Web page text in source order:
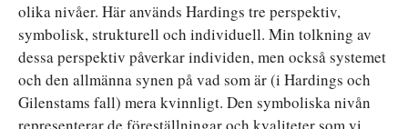
olika nivåer. Här används Hardings tre perspektiv,
symbolisk, strukturell och individuell. Min tolkning av
dessa perspektiv påverkar individen, men också systemet
och den allmänna synen på vad som är (i Hardings och
Gilenstams fall) mera kvinnligt. Den symboliska nivån